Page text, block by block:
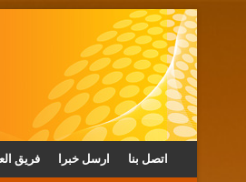
فريق ارسل خبرا اتصل بنا